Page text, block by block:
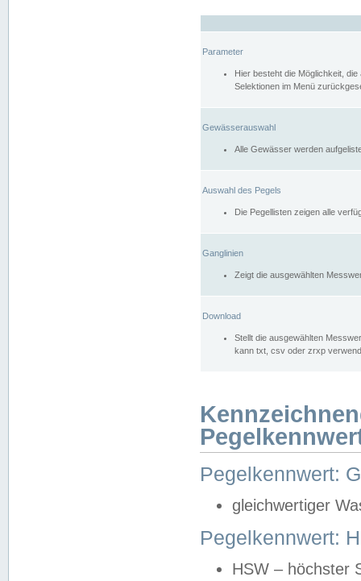
Parameter
Hier besteht die Möglichkeit,
Selektionen im Menü
Gewässerauswahl
Alle Gewässer werden
Auswahl des Pegels
Die Pegellisten zeigen alle
Ganglinien
Zeigt die ausgewählten
Download
Stellt die ausgewählten
kann txt, csv oder zrxp
Pegelkennwert:
gleichwertiger
Pegelkennwert:
HSW – höchster